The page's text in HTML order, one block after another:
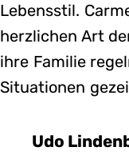
Lebensstil.
herzlichen Art
ihre Familie
Situationen
Udo